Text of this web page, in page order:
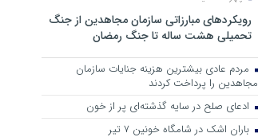
رویکرد‌های مبارزاتی سازمان مجاهدین از جنگ
تحمیلی هشت ساله تا جنگ رمضان
مردم عادی بیشترین هزینه جنایات سازمان
مجاهدین را پرداخت کردند
ادعای صلح در سایه گذشته‌ای پر از خون
باران اشک در شامگاه خونین 7 تیر